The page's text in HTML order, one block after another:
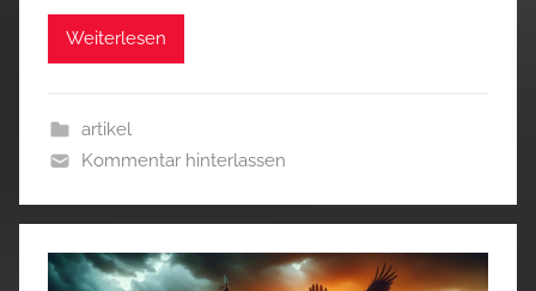
Weiterlesen
artikel
Kommentar hinterlassen